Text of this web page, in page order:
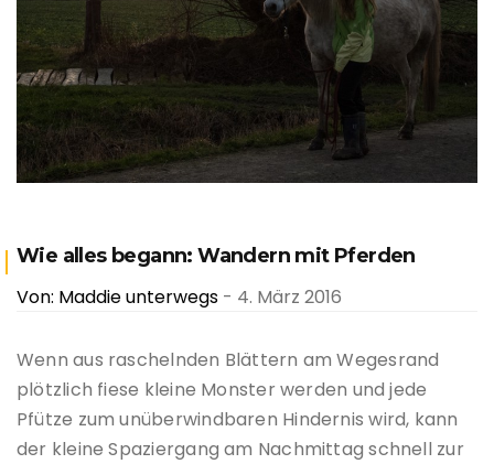
Wie alles begann: Wandern mit Pferden
Von: Maddie unterwegs - 4. März 2016
Wenn aus raschelnden Blättern am Wegesrand
plötzlich fiese kleine Monster werden und jede
Pfütze zum unüberwindbaren Hindernis wird, kann
der kleine Spaziergang am Nachmittag schnell zur